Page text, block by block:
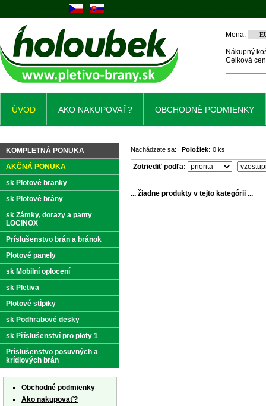
Nachádzate sa: | Položiek: 0 ks
Zotriediť podľa:
... žiadne produkty v tejto kategórii ...
KOMPLETNÁ PONUKA
AKČNÁ PONUKA
sk Plotové branky
sk Plotové brány
sk Zámky, dorazy a panty
LOCINOX
Príslušenstvo brán a bránok
Plotové panely
sk Mobilní oplocení
sk Pletiva
Plotové stĺpiky
sk Podhrabové desky
sk Příslušenství pro ploty 1
Príslušenstvo posuvných a
krídlových brán
Obchodné podmienky
Ako nakupovať?
Nákupný
Celková
Mena:
ÚVOD AKO NAKUPOVAŤ? OBCHODNÉ PODMIENKY